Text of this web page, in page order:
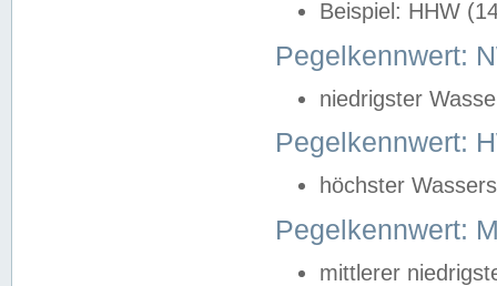
Beispiel: HHW
Pegelkennwert:
niedrigster
Pegelkennwert:
höchster
Pegelkennwert:
mittlerer